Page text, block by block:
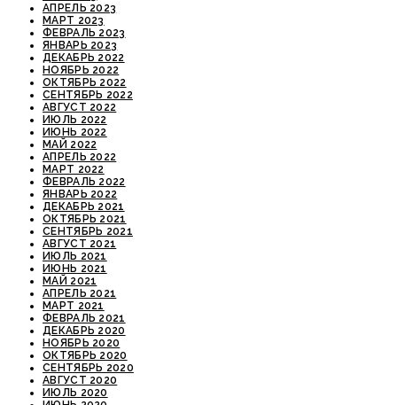
АПРЕЛЬ 2023
МАРТ 2023
ФЕВРАЛЬ 2023
ЯНВАРЬ 2023
ДЕКАБРЬ 2022
НОЯБРЬ 2022
ОКТЯБРЬ 2022
СЕНТЯБРЬ 2022
АВГУСТ 2022
ИЮЛЬ 2022
ИЮНЬ 2022
МАЙ 2022
АПРЕЛЬ 2022
МАРТ 2022
ФЕВРАЛЬ 2022
ЯНВАРЬ 2022
ДЕКАБРЬ 2021
ОКТЯБРЬ 2021
СЕНТЯБРЬ 2021
АВГУСТ 2021
ИЮЛЬ 2021
ИЮНЬ 2021
МАЙ 2021
АПРЕЛЬ 2021
МАРТ 2021
ФЕВРАЛЬ 2021
ДЕКАБРЬ 2020
НОЯБРЬ 2020
ОКТЯБРЬ 2020
СЕНТЯБРЬ 2020
АВГУСТ 2020
ИЮЛЬ 2020